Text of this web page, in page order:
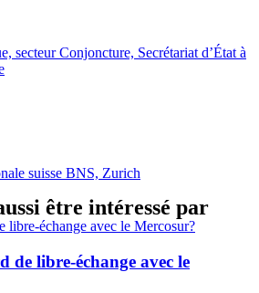
secteur Conjoncture, Secrétariat d’État à
suisse BNS, Zurich
être intéressé par
de libre-échange avec le